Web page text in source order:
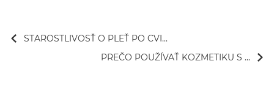
STAROSTLIVOSŤ O PLEŤ PO CVI...
PREČO POUŽÍVAŤ KOZMETIKU S ...